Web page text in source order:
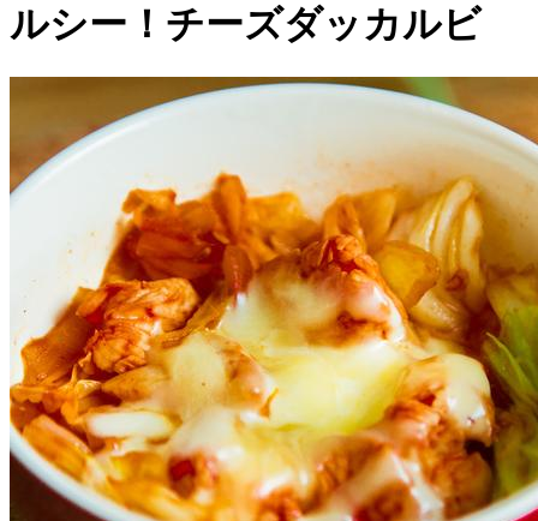
ルシー！チーズダッカルビ